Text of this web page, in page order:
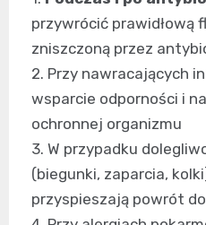
przywrócić prawidłową
zniszczoną przez
2. Przy nawracających
wsparcie odporności i
ochronnej organizmu
3. W przypadku
(biegunki, zaparcia,
przyspieszają powrót